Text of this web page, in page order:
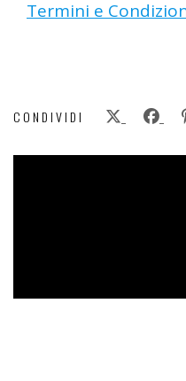
Termini e
CONDIVIDI